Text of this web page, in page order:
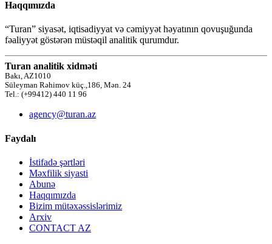
Haqqımızda
“Turan” siyasət, iqtisadiyyat və cəmiyyət həyatının qovuşuğunda
fəaliyyət göstərən müstəqil analitik qurumdur.
Turan analitik xidməti
Bakı, AZ1010
Süleyman Rəhimov küç.,186, Mən. 24
Tel.: (+99412) 440 11 96
agency@turan.az
Faydalı
İstifadə şərtləri
Məxfilik siyasti
Abunə
Haqqımızda
Bizim mütəxəssislərimiz
Arxiv
CONTACT AZ